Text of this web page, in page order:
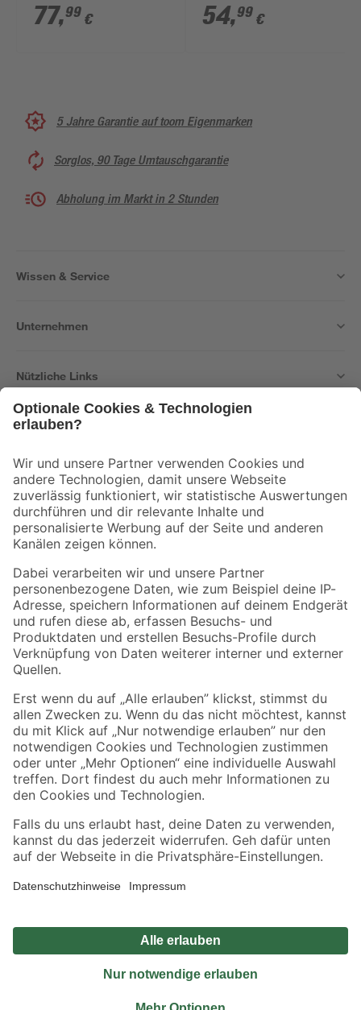
18,5 cm
77,99 €
'Casalla' chromfarben
eckig
54,99 €
5 Jahre Garantie auf toom Eigenmarken
Sorglos, 90 Tage Umtauschgarantie
Abholung im Markt in 2 Stunden
Wissen & Service
Unternehmen
Nützliche Links
Der toom Newsletter: Keine Angebote und Aktionen mehr verpassen!
Zur Newsletter Anmeldung
Folge uns
Zahlungsarten Versandarten
Sicher einkaufen
Jetzt die toom-App herunterladen
Alle Preisangaben in EUR inkl. gesetzl. MwSt.. Die dargestellten Angebote sind unter
Umständen nicht in allen Märkten verfügbar. Die angegebenen Verfügbarkeiten beziehen
Produkte nur solange der Vorrat reicht.
*Paketversand ab 59 € versandkostenfrei, gilt nicht für Artikel mit Speditionsversand, hier
Privatsphäre Impressum
Nutzungsbedingungen
Widerrufsrecht
Vertrag widerrufen